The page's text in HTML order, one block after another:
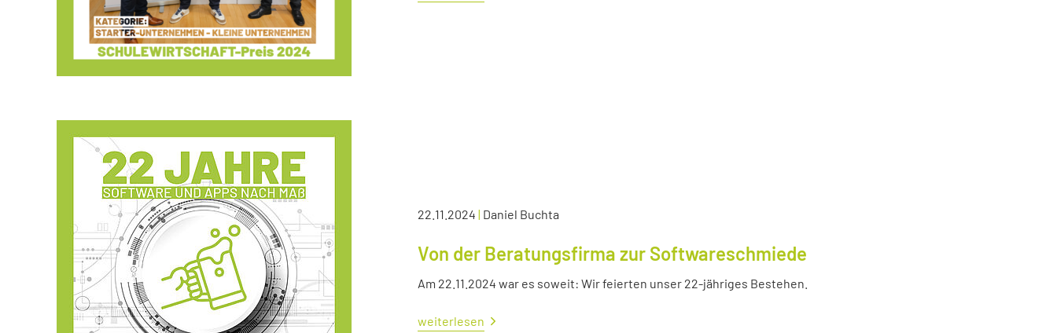
22.11.2024 | Daniel Buchta
Von der Beratungsfirma zur Softwareschmiede
Am 22.11.2024 war es soweit: Wir feierten unser 22-jähriges Bestehen.
weiterlesen